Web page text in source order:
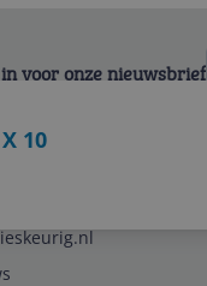
10
voor onze nieuwsbrief